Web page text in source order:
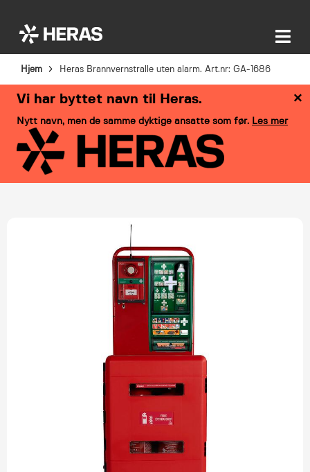
Hjem Heras Brannvernstralle uten alarm. Art.nr: GA-1686
×
Vi har byttet navn til Heras.
Nytt navn, men de samme dyktige ansatte som før. Les mer